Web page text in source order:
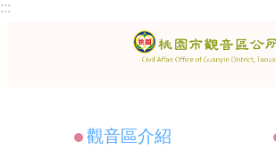
跳到主要內容區塊
:::
觀音區介紹